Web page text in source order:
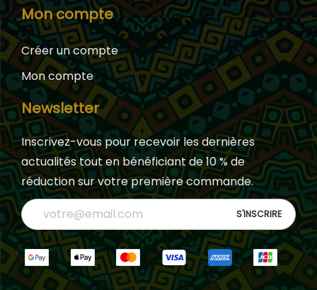
Mon compte
Créer un compte
Mon compte
Newsletter
Inscrivez-vous pour recevoir les dernières
actualités tout en bénéficiant de 10 % de
réduction sur votre première commande.